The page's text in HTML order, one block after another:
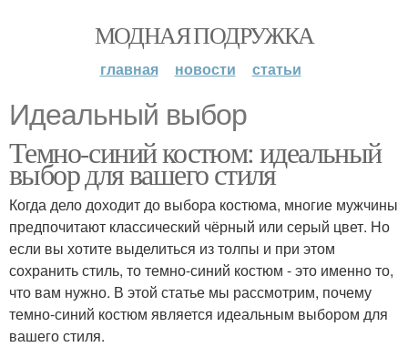
МОДНАЯ ПОДРУЖКА
главная новости статьи
Идеальный выбор
Темно-синий костюм: идеальный
выбор для вашего стиля
Когда дело доходит до выбора костюма, многие мужчины
предпочитают классический чёрный или серый цвет. Но
если вы хотите выделиться из толпы и при этом
сохранить стиль, то темно-синий костюм - это именно то,
что вам нужно. В этой статье мы рассмотрим, почему
темно-синий костюм является идеальным выбором для
вашего стиля.